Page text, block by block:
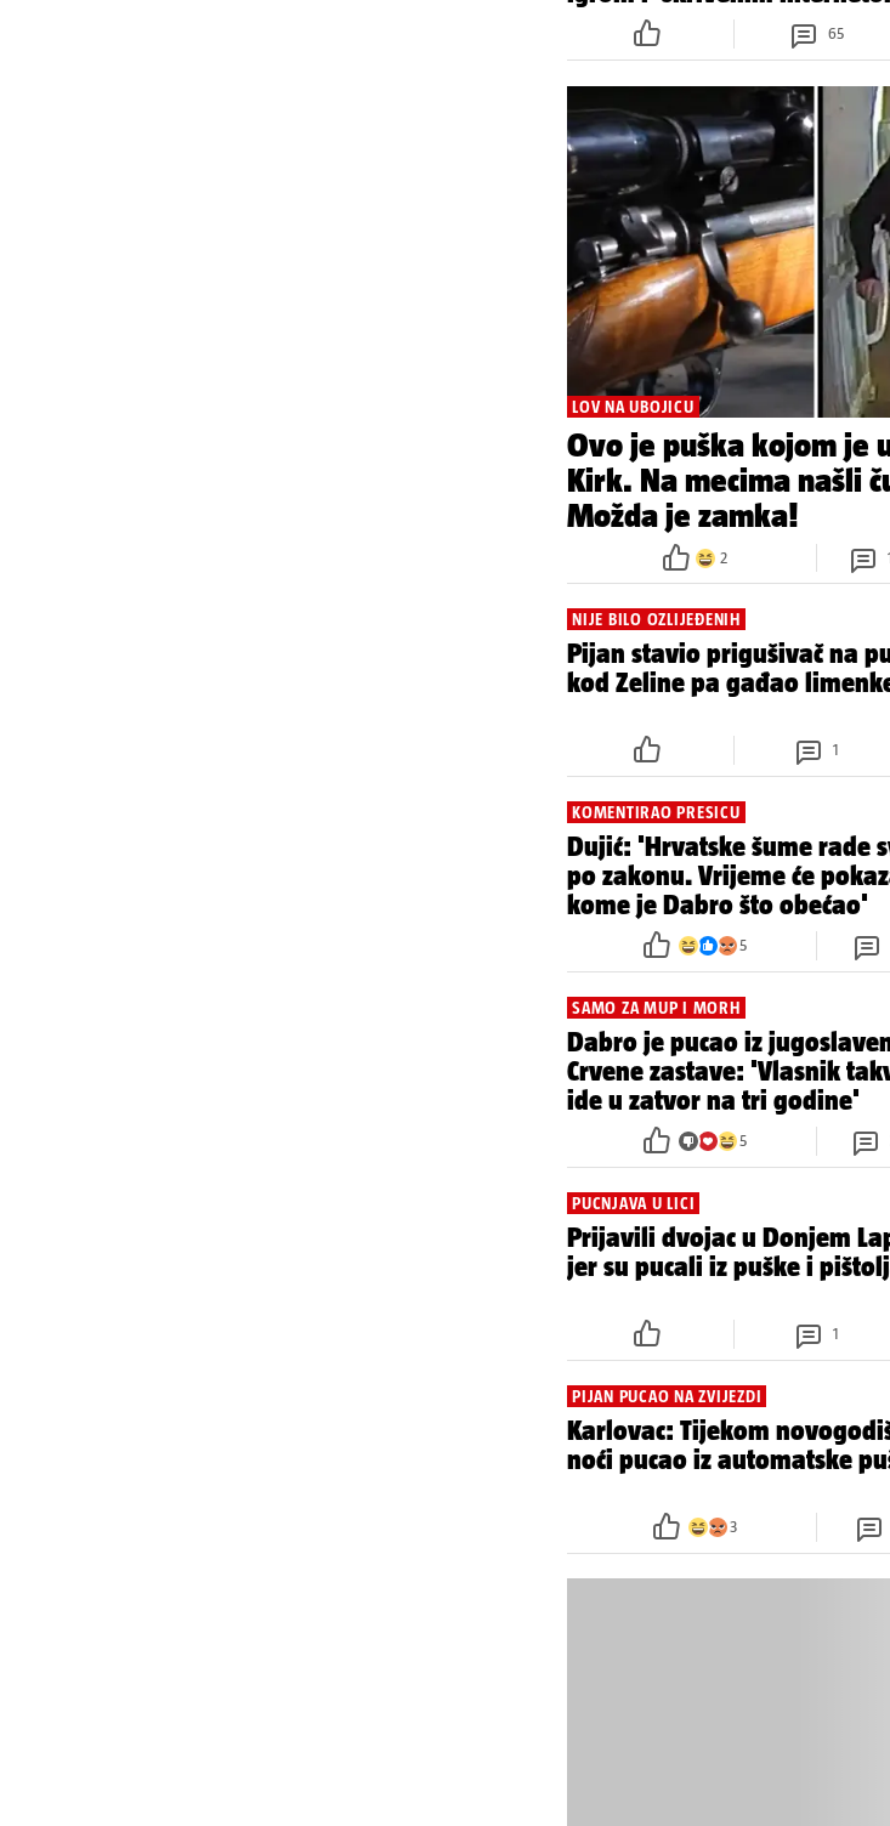
65
LOV NA UBOJICU
Ovo je puška kojom je
Kirk. Na mecima našli
Možda je zamka!
2
NIJE BILO OZLIJEĐENIH
Pijan stavio prigušivač na
kod Zeline pa gađao
1
KOMENTIRAO PRESICU
Dujić: 'Hrvatske šume rade
po zakonu. Vrijeme će pokazati
kome je Dabro što obećao'
5
SAMO ZA MUP I MORH
Dabro je pucao iz
Crvene zastave: 'Vlasnik
ide u zatvor na tri godine'
5
PUCNJAVA U LICI
Prijavili dvojac u Donjem
jer su pucali iz puške i
1
PIJAN PUCAO NA ZVIJEZDI
Karlovac: Tijekom
noći pucao iz automatske
3